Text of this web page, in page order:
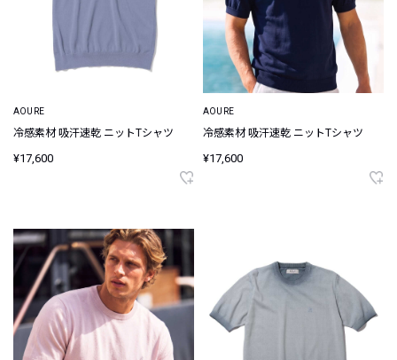
AOURE
冷感素材 吸汗速乾 ニットTシャツ
¥17,600
AOURE
冷感素材 吸汗速乾 ニットTシャツ
¥17,600